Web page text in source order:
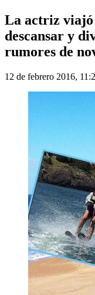
La actriz
descansar y
rumores de
12 de febrero 2016,